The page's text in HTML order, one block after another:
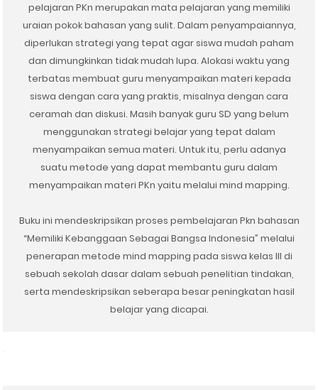
pelajaran PKn merupakan mata pelajaran yang memiliki
uraian pokok bahasan yang sulit. Dalam penyampaiannya,
diperlukan strategi yang tepat agar siswa mudah paham
dan dimungkinkan tidak mudah lupa. Alokasi waktu yang
terbatas membuat guru menyampaikan materi kepada
siswa dengan cara yang praktis, misalnya dengan cara
ceramah dan diskusi. Masih banyak guru SD yang belum
menggunakan strategi belajar yang tepat dalam
menyampaikan semua materi. Untuk itu, perlu adanya
suatu metode yang dapat membantu guru dalam
menyampaikan materi PKn yaitu melalui mind mapping.⁣
Buku ini mendeskripsikan proses pembelajaran Pkn bahasan
“Memiliki Kebanggaan Sebagai Bangsa Indonesia” melalui
penerapan metode mind mapping pada siswa kelas III di
sebuah sekolah dasar dalam sebuah penelitian tindakan,
serta mendeskripsikan seberapa besar peningkatan hasil
belajar yang dicapai.⁣